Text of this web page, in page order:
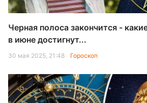
Черная полоса закончится -
в июне достигнут...
30 мая 2025, 21:48 Гороскоп